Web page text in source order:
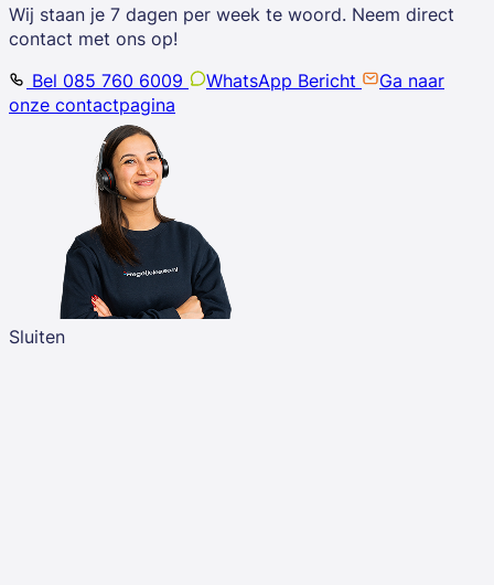
Wij staan je 7 dagen per week te woord. Neem direct
contact met ons op!
Bel 085 760 6009
WhatsApp Bericht
Ga naar
onze contactpagina
Sluiten